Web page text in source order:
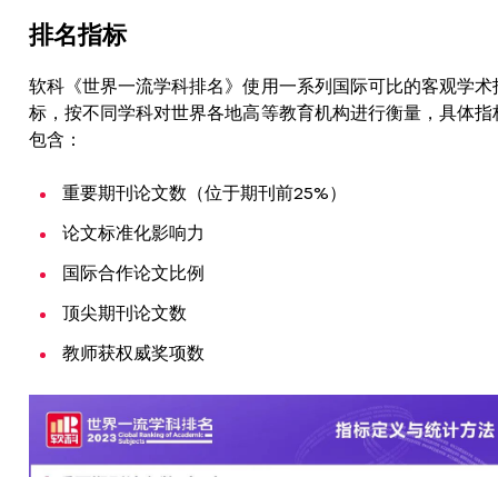
排名指标
软科《世界一流学科排名》使用一系列国际可比的客观学术
标，按不同学科对世界各地高等教育机构进行衡量，具体指
包含：
重要期刊论文数（位于期刊前25%）
论文标准化影响力
国际合作论文比例
顶尖期刊论文数
教师获权威奖项数